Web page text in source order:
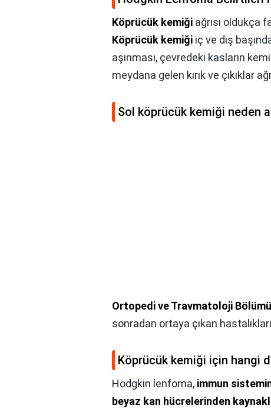
Köprücük kemiği ağrısı oldukça
Köprücük kemiği iç ve dış
aşınması, çevredeki kasların
meydana gelen kırık ve çıkıklar
Sol köprücük kemiği neden
Ortopedi ve Travmatoloji Bölümü
sonradan ortaya çıkan
Köprücük kemiği için hangi
Hodgkin lenfoma, immun
beyaz kan hücrelerinden